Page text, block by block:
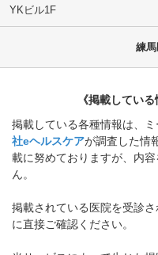
YKビル1F
練
《掲載してい
掲載している各種情報は、
社eヘルスケアが調査した情
載に努めておりますが、内
ん。
掲載されている医院を受診
に直接ご確認ください。